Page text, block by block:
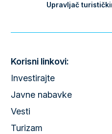
Upravljač
Korisni linkovi:
Investirajte
Javne nabavke
Vesti
Turizam